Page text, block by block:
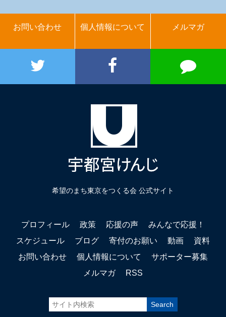
お問い合わせ 個人情報について メルマガ
希望のまち東京をつくる会 公式サイト
プロフィール 政策 応援の声
みんなで応援！
スケジュール
ブログ 寄付のお願い 動画
資料
お問い合わせ
個人情報について
サポーター募集
メルマガ
RSS